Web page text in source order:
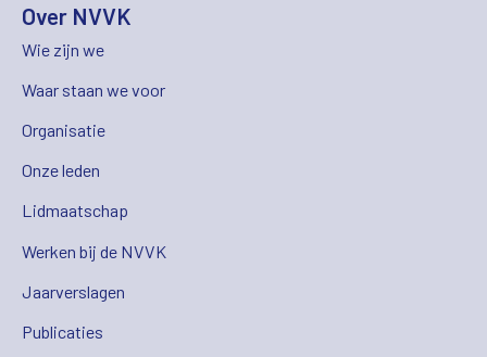
Over NVVK
Wie zijn we
Waar staan we voor
Organisatie
Onze leden
Lidmaatschap
Werken bij de NVVK
Jaarverslagen
Publicaties